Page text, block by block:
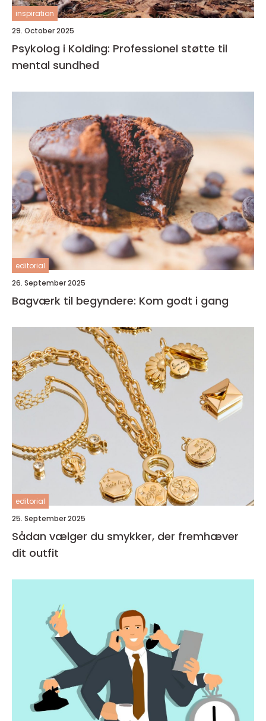
inspiration
29. October 2025
Psykolog i Kolding: Professionel støtte til
mental sundhed
editorial
26. September 2025
Bagværk til begyndere: Kom godt i gang
editorial
25. September 2025
Sådan vælger du smykker, der fremhæver
dit outfit